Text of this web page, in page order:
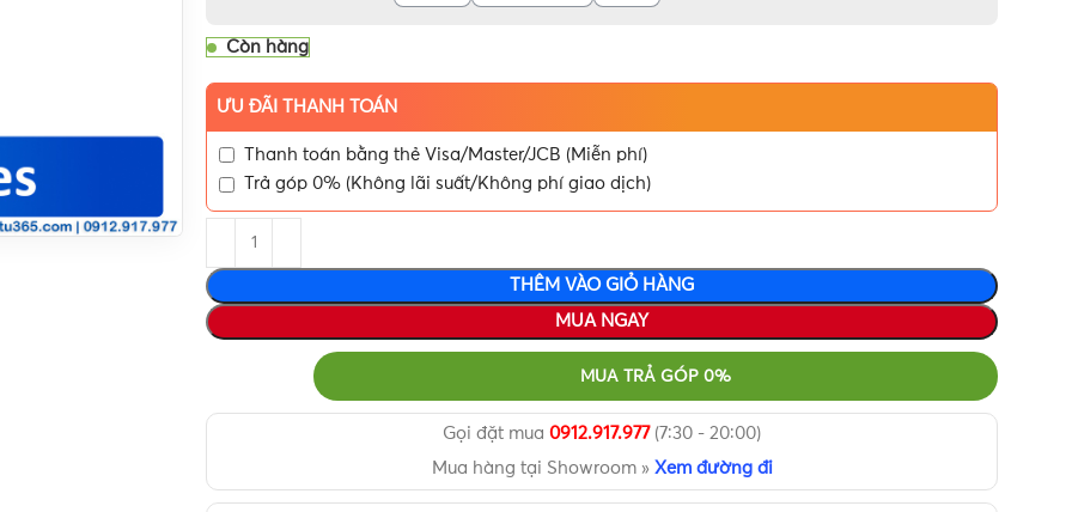
Còn hàng
ƯU ĐÃI THANH TOÁN
Thanh toán bằng thẻ Visa/Master/JCB (Miễn phí)
Trả góp 0% (Không lãi suất/Không phí giao dịch)
THÊM VÀO GIỎ HÀNG
MUA NGAY
MUA TRẢ GÓP 0%
Gọi đặt mua 0912.917.977(7:30 - 20:00)
Mua hàng tại Showroom » Xem đường đi